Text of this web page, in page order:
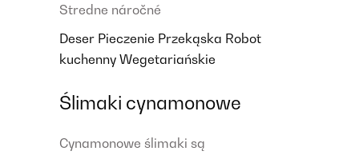
Stredne náročné
Deser Pieczenie Przekąska Robot
kuchenny Wegetariańskie
Ślimaki cynamonowe
Cynamonowe ślimaki są